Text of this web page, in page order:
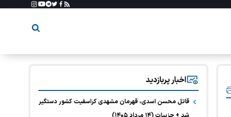
اخبار پربازدید
قاتل محسن اسدی، قهرمان مشهدی کراسفیت کشور دستگیر